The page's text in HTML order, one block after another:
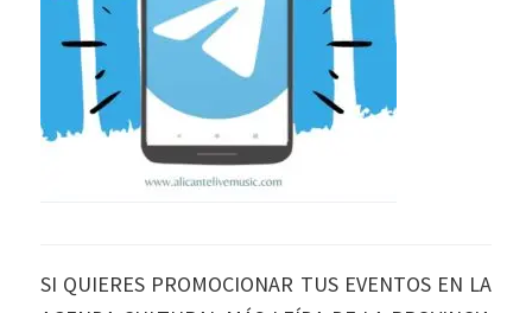
SI QUIERES PROMOCIONAR TUS EVENTOS EN LA